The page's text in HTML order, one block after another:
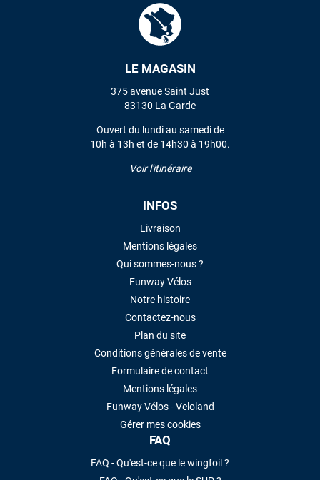
LE MAGASIN
375 avenue Saint Just
83130 La Garde
Ouvert du lundi au samedi de
10h à 13h et de 14h30 à 19h00.
Voir l'itinéraire
INFOS
Livraison
Mentions légales
Qui sommes-nous ?
Funway Vélos
Notre histoire
Contactez-nous
Plan du site
Conditions générales de vente
Formulaire de contact
Mentions légales
Funway Vélos - Veloland
Gérer mes cookies
FAQ
FAQ - Qu'est-ce que le wingfoil ?
VOIR TOUS LES AVIS
LAISSER UN AVIS